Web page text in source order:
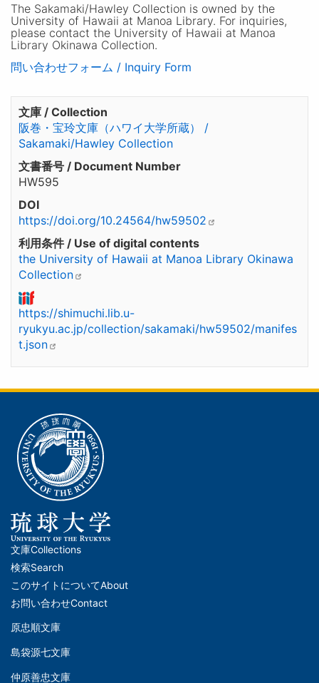
The Sakamaki/Hawley Collection is owned by the
University of Hawaii at Manoa Library. For inquiries,
please contact the University of Hawaii at Manoa
Library Okinawa Collection.
問い合わせフォーム / Inquiry Form
文庫 / Collection
阪巻・宝玲文庫（ハワイ大学所蔵） /
Sakamaki/Hawley Collection
文書番号 / Document Number
HW595
DOI
https://doi.org/10.24564/hw59502
利用条件 / Use of digital contents
the University of Hawaii at Manoa Library Okinawa
Collection
https://shimuchi.lib.u-
ryukyu.ac.jp/collection/sakamaki/hw59502/manifes
t.json
メ
イ
ン
ナ
ビ
文庫Collections
検索Search
このサイトについてAbout
お問い合わせContact
文
原忠順文庫
島袋源七文庫
仲原善忠文庫